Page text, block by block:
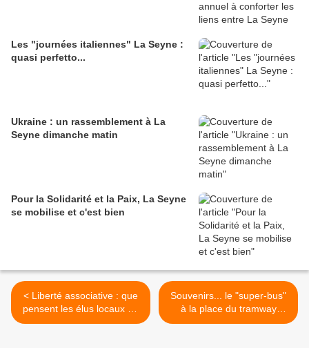
Les "journées italiennes" La Seyne :
quasi perfetto...
Ukraine : un rassemblement à La
Seyne dimanche matin
Pour la Solidarité et la Paix, La Seyne
se mobilise et c'est bien
< Liberté associative : que
pensent les élus locaux du
nouveau "contrat" imposé
Souvenirs... le "super-bus"
à la place du tramway
décidé il y a 10 ans pour...